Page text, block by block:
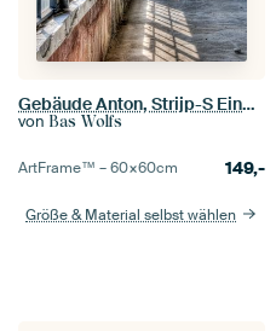
Gebäude Anton, Strijp-S Eindhoven
von Bas Wolfs
ArtFrame™ –60×60cm 149,-
Größe & Material selbst wählen